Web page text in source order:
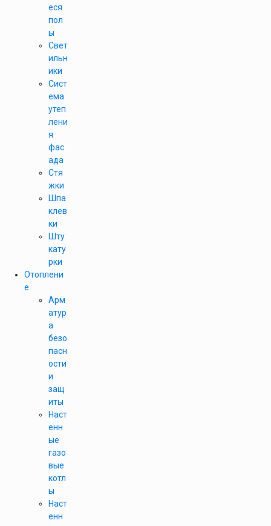
еся
пол
ы
Свет
ильн
ики
Сист
ема
утеп
лени
я
фас
ада
Стя
жки
Шпа
клев
ки
Шту
кату
рки
Отоплени
е
Арм
атур
а
безо
пасн
ости
и
защ
иты
Наст
енн
ые
газо
вые
котл
ы
Наст
енн